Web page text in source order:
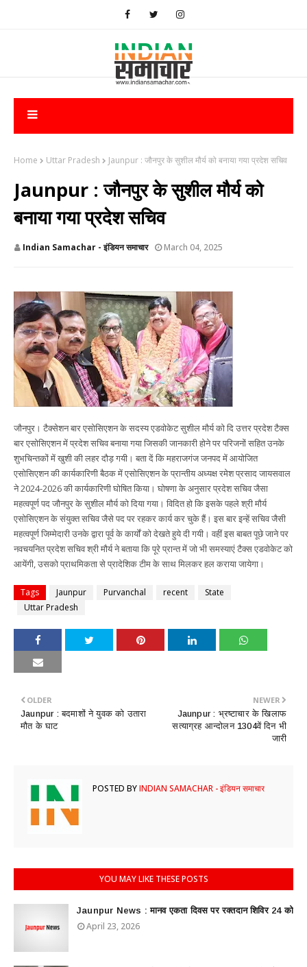
Home Uttar Pradesh Jaunpur : ​जौनपुर के सुशील मौर्य को बनाया गया प्रदेश सचिव
Jaunpur : ​जौनपुर के सुशील मौर्य को
बनाया गया प्रदेश सचिव
Indian Samachar - इंडियन समाचार March 04, 2025
जौनपुर। टैक्सेशन बार एसोसिएशन के सदस्य एडवोकेट सुशील मौर्य को दि उत्तर प्रदेश टैक्स
बार एसोसिएशन में प्रदेश सचिव बनाया गया जिसकी जानकारी होने पर परिजनों सहित उनके
शुभचिन्तकों में खुशी की लहर दौड़ गयी। बता दें कि महराजगंज जनपद में आयोजित
एसोसिएशन की कार्यकारिणी बैठक में एसोसिएशन के प्रान्तीय अध्यक्ष रमेश प्रसाद जायसवाल
ने 2024-2026 की कार्यकारिणी घोषित किया। घोषणा के अनुसार प्रदेश सचिव जैसा
महत्वपूर्ण पद जौनपुर के सुशील मौर्य को दिया गया। विदित हो कि इसके पहले श्री मौर्य
एसोसिएशन के संयुक्त सचिव जैसे पद पर रहकर कार्य कर चुके हैं। इस बार इन्हें सचिव जैसी
महत्वपूर्ण जिम्मेदारी उनके द्वारा पूर्व के कार्यों को देखते हुये दी गयी। वहीं इस बाबत पूछे जाने पर
नवचयनित प्रदेश सचिव श्री मौर्य ने बताया कि पूरे प्रान्त में जो भी समस्याएं टैक्स एडवोकेट को
आयेंगी, उसको प्राथमिकता से प्रादेशिक टीम के साथ मिलकर हल कराया जायेगा।
Tags Jaunpur Purvanchal recent
State
Uttar Pradesh
NEWER
Jaunpur : भ्रष्टाचार के खिलाफ
सत्याग्रह आन्दोलन 1304वें दिन भी
जारी
OLDER
Jaunpur : बदमाशों ने युवक को उतारा
मौत के घाट
POSTED BYINDIAN SAMACHAR - इंडियन समाचार
YOU MAY LIKE THESE POSTS
Jaunpur News : ​मानव एकता दिवस पर रक्तदान शिविर 24 को
April 23, 2026